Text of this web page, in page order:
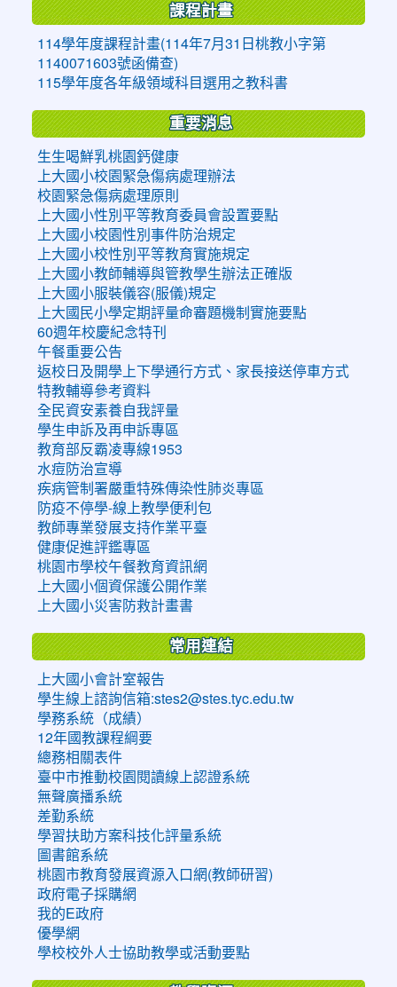
課程計畫
114學年度課程計畫(114年7月31日桃教小字第
1140071603號函備查)
115學年度各年級領域科目選用之教科書
重要消息
生生喝鮮乳桃園鈣健康
上大國小校園緊急傷病處理辦法
校園緊急傷病處理原則
上大國小性別平等教育委員會設置要點
上大國小校園性別事件防治規定
上大國小校性別平等教育實施規定
上大國小教師輔導與管教學生辦法正確版
上大國小服裝儀容(服儀)規定
上大國民小學定期評量命審題機制實施要點
60週年校慶紀念特刊
午餐重要公告
返校日及開學上下學通行方式、家長接送停車方式
特教輔導參考資料
全民資安素養自我評量
學生申訴及再申訴專區
教育部反霸凌專線1953
水痘防治宣導
疾病管制署嚴重特殊傳染性肺炎專區
防疫不停學-線上教學便利包
教師專業發展支持作業平臺
健康促進評鑑專區
桃園市學校午餐教育資訊網
上大國小個資保護公開作業
上大國小災害防救計畫書
常用連結
上大國小會計室報告
學生線上諮詢信箱:stes2@stes.tyc.edu.tw
學務系統（成績）
12年國教課程綱要
總務相關表件
臺中市推動校園閱讀線上認證系統
無聲廣播系統
差勤系統
學習扶助方案科技化評量系統
圖書館系統
桃園市教育發展資源入口網(教師研習)
政府電子採購網
我的E政府
優學網
學校校外人士協助教學或活動要點